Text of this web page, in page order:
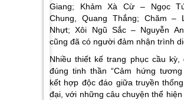
Giang; Khảm Xà Cừ – Ngọc
Chung, Quang Thắng; Chăm –
Nhựt; Xôi Ngũ Sắc – Nguyễn
cũng đã có người đảm nhận trình
Nhiều thiết kế trang phục cầu kỳ,
đúng tinh thần “Cảm hứng tương
kết hợp độc đáo giữa truyền
đại, với những câu chuyện thể hiện